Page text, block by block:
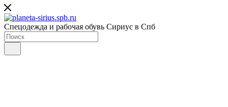
Спецодежда и рабочая обувь Сириус в Спб